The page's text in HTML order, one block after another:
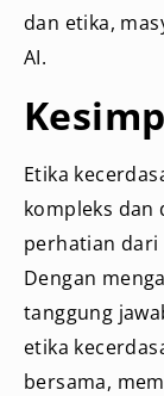
dan etika,
AI.
Etika
kompleks dan
perhatian dari
Dengan
tanggung
etika
bersama,